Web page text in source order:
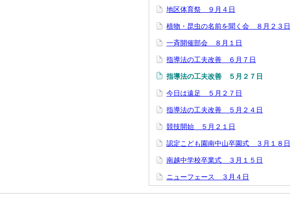
地区体育祭 ９月４日
植物・昆虫の名前を聞く会 ８月２３日
一斉開催部会 ８月１日
指導法の工夫改善 ６月７日
指導法の工夫改善 ５月２７日
今日は遠足 ５月２７日
指導法の工夫改善 ５月２４日
競技開始 ５月２１日
認定こども園南中山卒園式 ３月１８日
南越中学校卒業式 ３月１５日
ニューフェース ３月４日